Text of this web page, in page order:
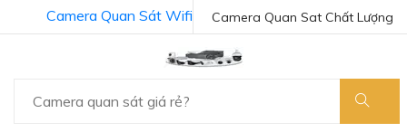
Camera Quan Sat Chất Lượng
Camera Quan Sát Wifi